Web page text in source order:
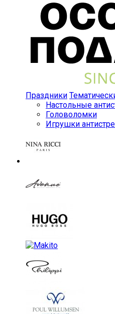
Праздники
Настольные
Головоломки
Игрушки